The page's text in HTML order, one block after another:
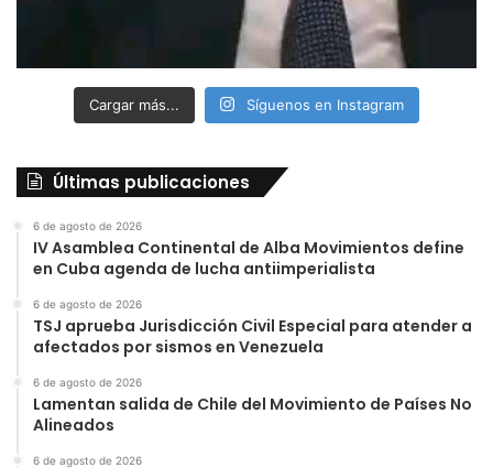
Cargar más... Síguenos en Instagram
Últimas publicaciones
6 de agosto de 2026
IV Asamblea Continental de Alba Movimientos define
en Cuba agenda de lucha antiimperialista
6 de agosto de 2026
TSJ aprueba Jurisdicción Civil Especial para atender a
afectados por sismos en Venezuela
6 de agosto de 2026
Lamentan salida de Chile del Movimiento de Países No
Alineados
6 de agosto de 2026